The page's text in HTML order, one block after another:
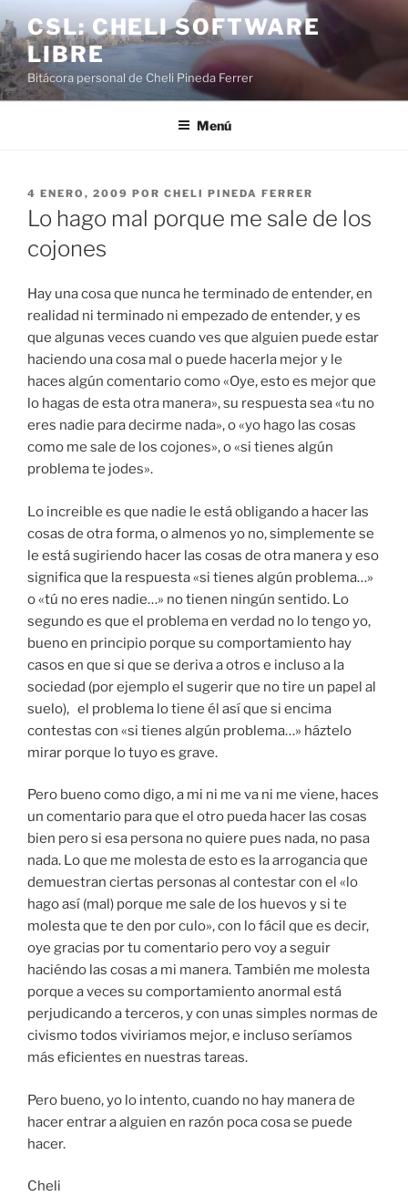
al
contenido
CSL: CHELI SOFTWARE
LIBRE
Bitácora personal de Cheli Pineda Ferrer
Menú
PUBLICADO
EL
4 ENERO, 2009 POR CHELI PINEDA FERRER
Lo hago mal porque me sale de los
cojones
Hay una cosa que nunca he terminado de entender, en
realidad ni terminado ni empezado de entender, y es
que algunas veces cuando ves que alguien puede estar
haciendo una cosa mal o puede hacerla mejor y le
haces algún comentario como «Oye, esto es mejor que
lo hagas de esta otra manera», su respuesta sea «tu no
eres nadie para decirme nada», o «yo hago las cosas
como me sale de los cojones», o «si tienes algún
problema te jodes».
Lo increible es que nadie le está obligando a hacer las
cosas de otra forma, o almenos yo no, simplemente se
le está sugiriendo hacer las cosas de otra manera y eso
significa que la respuesta «si tienes algún problema…»
o «tú no eres nadie…» no tienen ningún sentido. Lo
segundo es que el problema en verdad no lo tengo yo,
bueno en principio porque su comportamiento hay
casos en que si que se deriva a otros e incluso a la
sociedad (por ejemplo el sugerir que no tire un papel al
suelo), el problema lo tiene él así que si encima
contestas con «si tienes algún problema…» háztelo
mirar porque lo tuyo es grave.
Pero bueno como digo, a mi ni me va ni me viene, haces
un comentario para que el otro pueda hacer las cosas
bien pero si esa persona no quiere pues nada, no pasa
nada. Lo que me molesta de esto es la arrogancia que
demuestran ciertas personas al contestar con el «lo
hago así (mal) porque me sale de los huevos y si te
molesta que te den por culo», con lo fácil que es decir,
oye gracias por tu comentario pero voy a seguir
haciéndo las cosas a mi manera. También me molesta
porque a veces su comportamiento anormal está
perjudicando a terceros, y con unas simples normas de
civismo todos viviriamos mejor, e incluso seríamos
más eficientes en nuestras tareas.
Pero bueno, yo lo intento, cuando no hay manera de
hacer entrar a alguien en razón poca cosa se puede
hacer.
Cheli